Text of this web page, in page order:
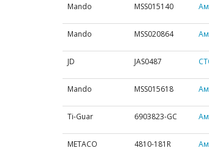
Mando MSS015140
Mando MSS020864
JD JAS0487
Mando MSS015618
Ti-Guar 6903823-GC
METACO 4810-181R